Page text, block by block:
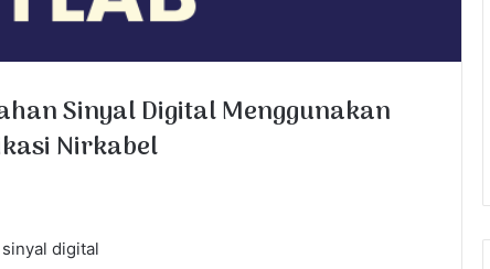
Sinyal Digital Menggunakan
Nirkabel
digital